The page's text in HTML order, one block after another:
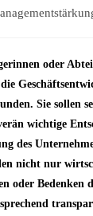
veröffentlicht:
oder
Sie sollen
wichtige
des
nicht nur
oder